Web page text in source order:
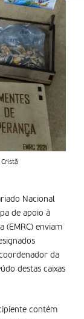
Cristã
Nacional
de apoio à
(EMRC) enviam
da
destas caixas
contém